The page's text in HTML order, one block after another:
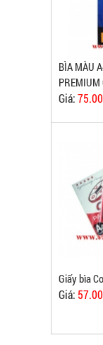
BÌA MÀU
PREMIUM
Giá:
Giấy bìa
Giá: